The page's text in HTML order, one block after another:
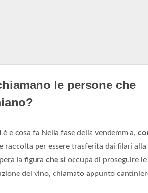
le persone che
è e cosa fa Nella fase della vendemmia,
raccolta per essere trasferita dai filari alla
la figura che si occupa di proseguire le
del vino, chiamato appunto